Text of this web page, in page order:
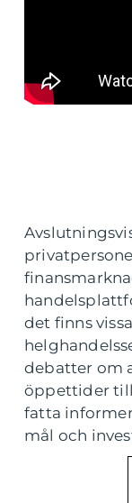
det finns
debatter om
öppettider
fatta
mål och